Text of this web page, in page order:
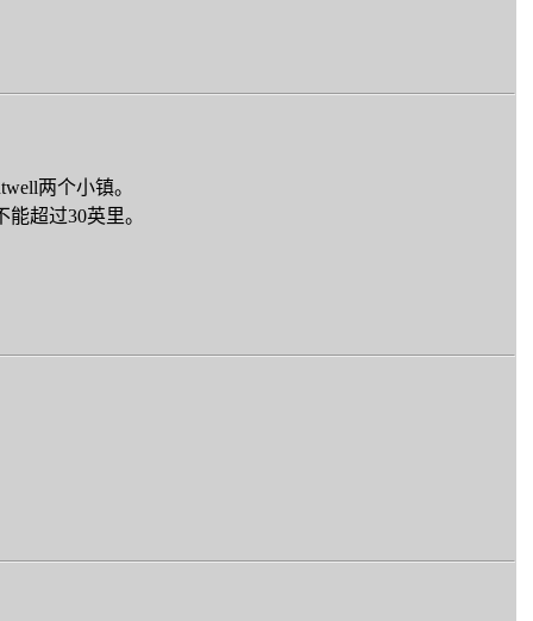
两个小镇。
超过30英里。